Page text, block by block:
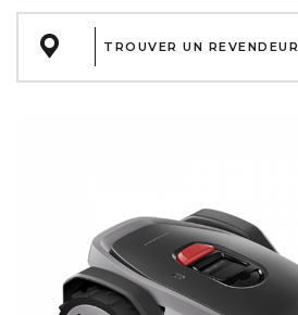
TROUVER UN REVENDEUR